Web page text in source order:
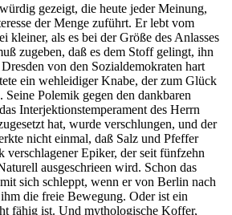
gezeigt, die heute jeder Meinung,
der Menge zuführt. Er lebt vom
kleiner, als es bei der Größe des Anlasses
zugeben, daß es dem Stoff gelingt, ihn
von den Sozialdemokraten hart
ein wehleidiger Knabe, der zum Glück
Seine Polemik gegen den dankbaren
Interjektionstemperament des Herrn
hat, wurde verschlungen, und der
nicht einmal, daß Salz und Pfeffer
Epiker, der seit fünfzehn
ausgeschrieen wird. Schon das
sich schleppt, wenn er von Berlin nach
die freie Bewegung. Oder ist ein
fähig ist. Und mythologische Koffer,